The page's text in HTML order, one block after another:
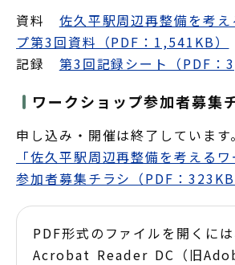
資料 佐久平駅周辺再整備を考
プ第3回資料（PDF：1,541KB）
記録 第3回記録シート（PDF：
ワークショップ参加者募集
申し込み・開催は終了しています。
「佐久平駅周辺再整備を考えるワ
参加者募集チラシ（PDF：323KB
PDF形式のファイルを開くに
Acrobat Reader DC（旧